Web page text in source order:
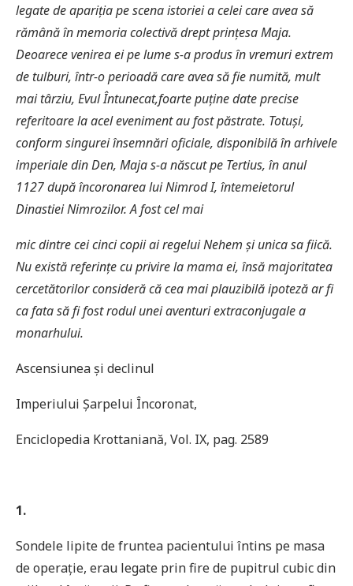
legate de apariția pe scena istoriei a celei care avea să
rămână în memoria colectivă drept prințesa Maja.
Deoarece venirea ei pe lume s-a produs în vremuri extrem
de tulburi, într-o perioadă care avea să fie numită, mult
mai târziu, Evul Întunecat,foarte puține date precise
referitoare la acel eveniment au fost păstrate. Totuși,
conform singurei însemnări oficiale, disponibilă în arhivele
imperiale din Den, Maja s-a născut pe Tertius, în anul
1127 după încoronarea lui Nimrod I, întemeietorul
Dinastiei Nimrozilor. A fost cel mai
mic dintre cei cinci copii ai regelui Nehem și unica sa fiică.
Nu există referințe cu privire la mama ei, însă majoritatea
cercetătorilor consideră că cea mai plauzibilă ipoteză ar fi
ca fata să fi fost rodul unei aventuri extraconjugale a
monarhului.
Ascensiunea și declinul
Imperiului Șarpelui Încoronat,
Enciclopedia Krottaniană, Vol. IX, pag. 2589
1.
Sondele lipite de fruntea pacientului întins pe masa
de operaţie, erau legate prin fire de pupitrul cubic din